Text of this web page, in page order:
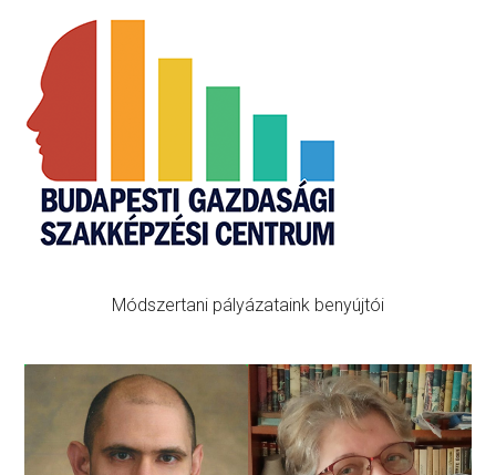
Primary
Sidebar
Módszertani pályázataink benyújtói